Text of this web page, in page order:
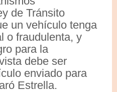
de Tránsito
un vehículo tenga
o fraudulenta, y
para la
debe ser
enviado para
Estrella.